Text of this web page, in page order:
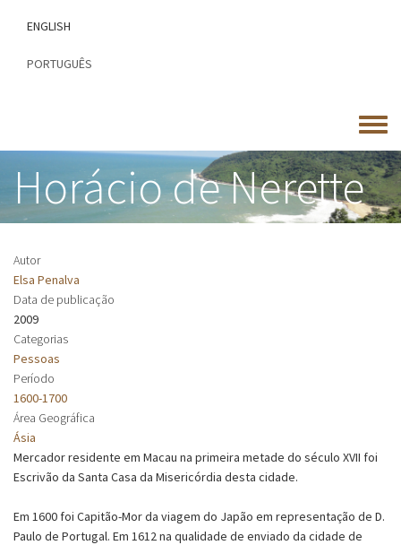
conteúdo
ENGLISH
PORTUGUÊS
Toggle
menu
Horácio de Nerette
Autor
Elsa Penalva
Data de publicação
2009
Categorias
Pessoas
Período
1600-1700
Área Geográfica
Ásia
Mercador residente em Macau na primeira metade do século XVII foi
Escrivão da Santa Casa da Misericórdia desta cidade.
Em 1600 foi Capitão-Mor da viagem do Japão em representação de D.
Paulo de Portugal. Em 1612 na qualidade de enviado da cidade de